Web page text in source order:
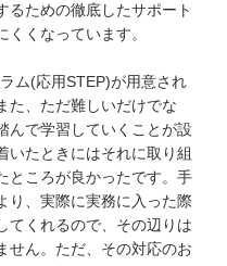
るための徹底したサポート
くなっています。
ム(応用STEP)が用意され
た、ただ難しいだけでな
んで学習していくことが設
いたときにはそれに取り組
ところが良かったです。手
り、実際に実務に入った際
てくれるので、その辺りは
せん。ただ、その対応のお